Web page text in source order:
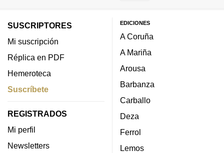
SUSCRIPTORES
Mi suscripción
Réplica en PDF
Hemeroteca
Suscríbete
REGISTRADOS
Mi perfil
Newsletters
EDICIONES
A Coruña
A Mariña
Arousa
Barbanza
Carballo
Deza
Ferrol
Lemos